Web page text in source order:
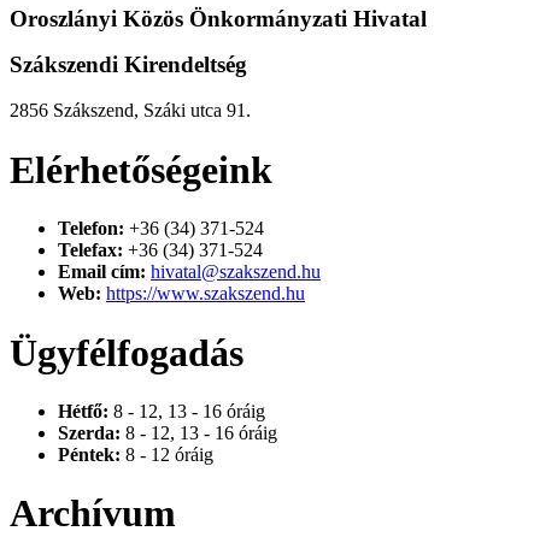
Oroszlányi Közös Önkormányzati Hivatal
Szákszendi Kirendeltség
2856 Szákszend, Száki utca 91.
Elérhetőségeink
Telefon: +36 (34) 371-524
Telefax: +36 (34) 371-524
Email cím: hivatal@szakszend.hu
Web: https://www.szakszend.hu
Ügyfélfogadás
Hétfő: 8 - 12, 13 - 16 óráig
Szerda: 8 - 12, 13 - 16 óráig
Péntek: 8 - 12 óráig
Archívum